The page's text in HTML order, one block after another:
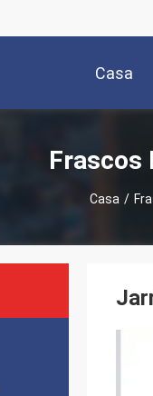
Casa
Frascos
Casa /